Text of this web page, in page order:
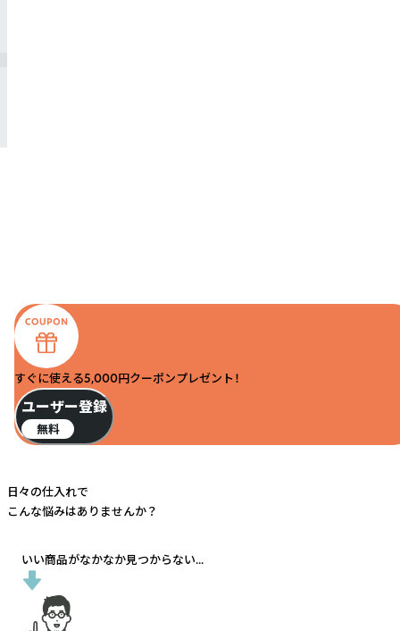
すぐに使える5,000円クーポンプレゼント！
ユーザー登録
無料
日々の仕入れで
こんな悩みはありませんか？
いい商品がなかなか見つからない...